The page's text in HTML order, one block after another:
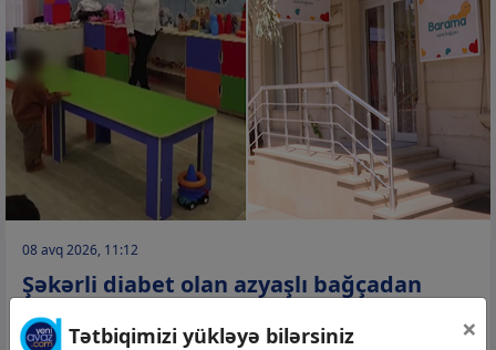
08 avq 2026, 11:12
Şəkərli diabet olan azyaşlı bağçadan
kənarlaşdırılıb? –
Tətbiqimizi yükləyə bilərsiniz ×